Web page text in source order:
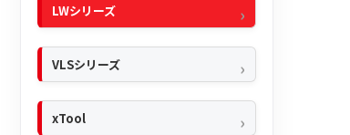
LWシリーズ
VLSシリーズ
xTool